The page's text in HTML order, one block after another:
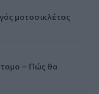
μοτοσικλέτας
– Πώς θα